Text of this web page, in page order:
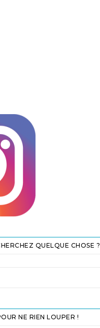
QUELQUE CHOSE ?
NE RIEN LOUPER !